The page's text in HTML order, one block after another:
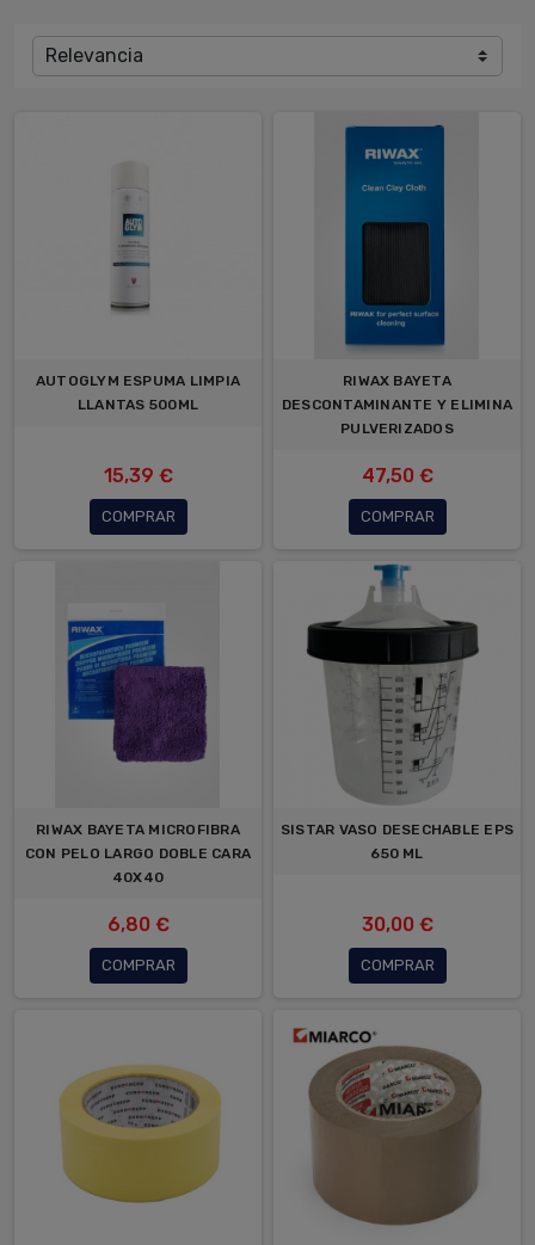
Relevancia
AUTOGLYM ESPUMA LIMPIA
LLANTAS 500ML
15,39 €
COMPRAR
RIWAX BAYETA
DESCONTAMINANTE Y ELIMINA
PULVERIZADOS
47,50 €
COMPRAR
RIWAX BAYETA MICROFIBRA
CON PELO LARGO DOBLE CARA
40X40
6,80 €
COMPRAR
SISTAR VASO DESECHABLE EPS
650 ML
30,00 €
COMPRAR